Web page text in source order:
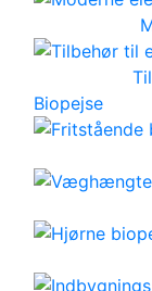
Biopejse